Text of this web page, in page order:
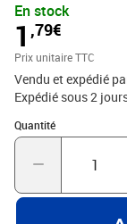
besoin de protège-
pour la gestion
En stock
1 ,79€
Prix unitaire TTC
Vendu et expédié
Expédié sous 2
Quantité
Quantité : 1